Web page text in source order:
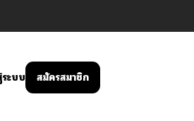
ระบบ สมัครสมาชิก